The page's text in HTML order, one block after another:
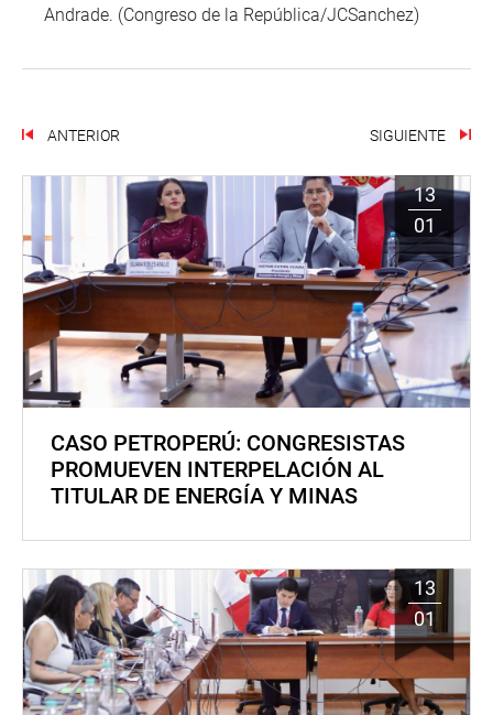
Andrade. (Congreso de la República/JCSanchez)
ANTERIOR SIGUIENTE
13
01
CASO PETROPERÚ: CONGRESISTAS
PROMUEVEN INTERPELACIÓN AL
TITULAR DE ENERGÍA Y MINAS
13
01